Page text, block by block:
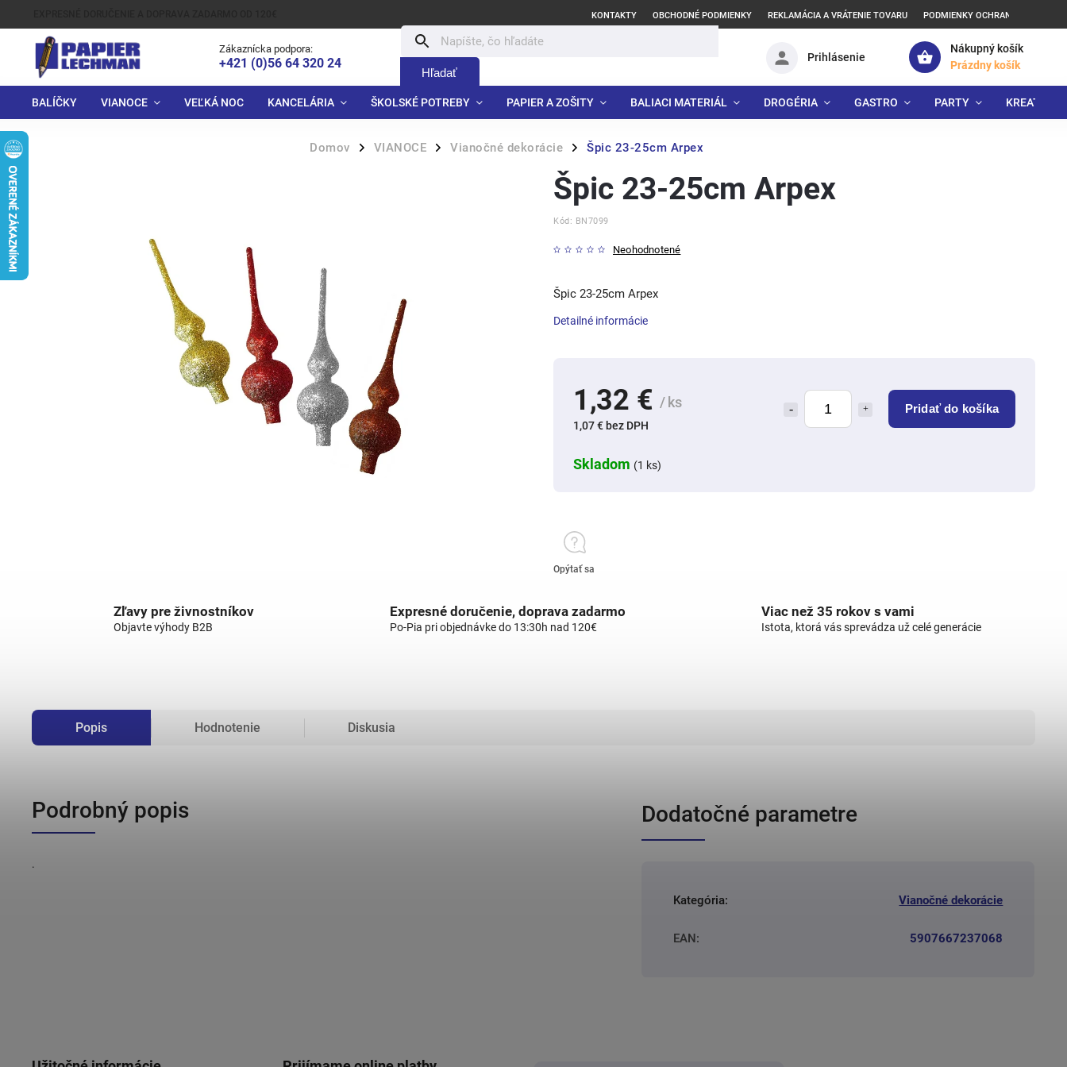
KONTAKTY OBCHODNÉ PODMIENKY REKLAMÁCIA A VRÁTENIE TOVARU PODMIENKY OCHRANY
Zákaznícka podpora:
+421 (0)56 64 320 24
Hľadať
Nákupný košík
Prázdny košík
Prihlásenie
BALÍČKY VIANOCE VEĽKÁ NOC KANCELÁRIA ŠKOLSKÉ POTREBY PAPIER A ZOŠITY BALIACI MATERIÁL DROGÉRIA GASTRO PARTY
Domov / VIANOCE / Vianočné dekorácie / Špic 23-25cm Arpex
1,32 € / ks
1,07 € bez DPH
Pridať do košíka
Skladom (1 ks)
Špic 23-25cm Arpex
Kód: BN7099
Neohodnotené
Špic 23-25cm Arpex
Detailné informácie
Opýtať sa
Zľavy pre živnostníkov
Objavte výhody B2B
Expresné doručenie, doprava zadarmo
Po-Pia pri objednávke do 13:30h nad 120€
Viac než 35 rokov s vami
Istota, ktorá vás sprevádza už celé generácie
Popis Hodnotenie Diskusia
Podrobný popis
.
Dodatočné parametre
Kategória: Vianočné dekorácie
EAN: 5907667237068